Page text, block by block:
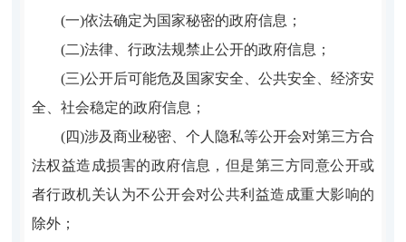
(一)依法确定为国家秘密的政府信息；
(二)法律、行政法规禁止公开的政府信息；
(三)公开后可能危及国家安全、公共安全、经济安
全、社会稳定的政府信息；
(四)涉及商业秘密、个人隐私等公开会对第三方合
法权益造成损害的政府信息，但是第三方同意公开或
者行政机关认为不公开会对公共利益造成重大影响的
除外；